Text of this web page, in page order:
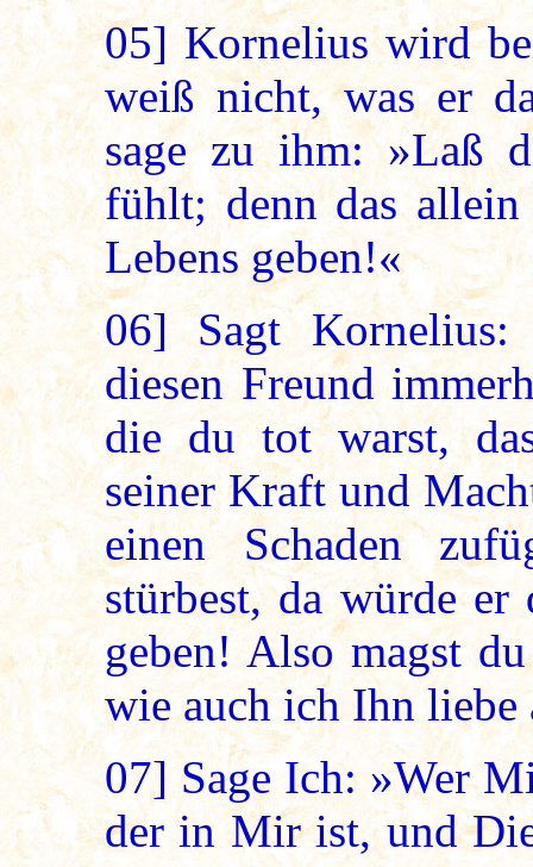
05] Kornelius wird
weiß nicht, was er
sage zu ihm: »Laß
fühlt; denn das
Lebens geben!«
06] Sagt
diesen Freund
die du tot warst,
seiner Kraft und
einen Schaden
stürbest, da würde
geben! Also magst
wie auch ich Ihn
07] Sage Ich: »Wer
der in Mir ist, und